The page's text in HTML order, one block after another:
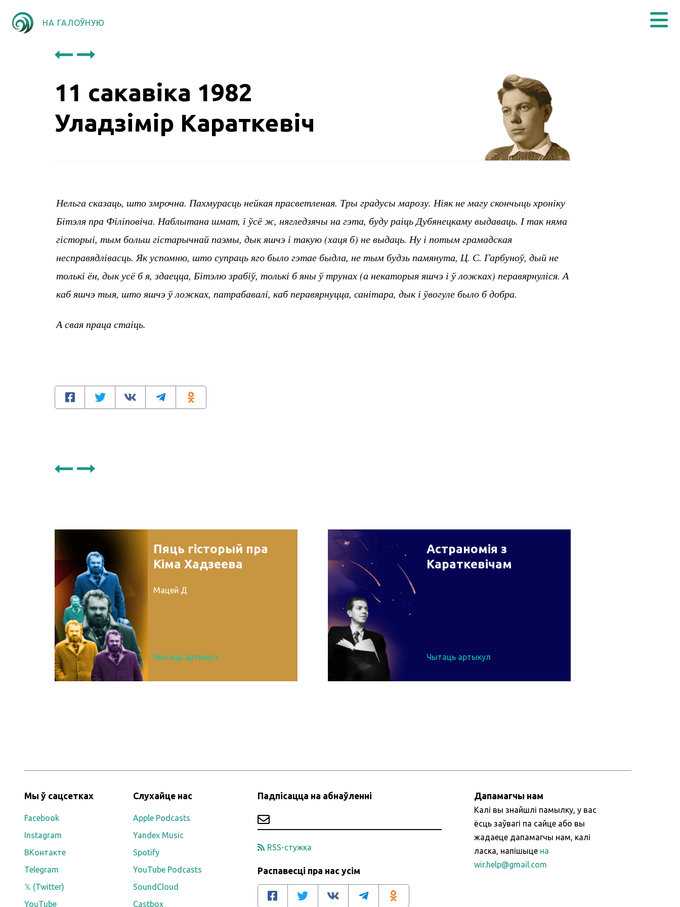
НА ГАЛОЎНУЮ
11 сакавіка 1982
Уладзімір Караткевіч
Нельга сказаць, што змрочна. Пахмурасць нейкая прасветленая. Тры градусы марозу. Ніяк не магу скончыць хроніку
Бітэля пра Філіповіча. Наблытана шмат, і ўсё ж, нягледзячы на гэта, буду раіць Дубянецкаму выдаваць. І так няма
гісторыі, тым больш гістарычнай паэмы, дык яшчэ і такую (хаця б) не выдаць. Ну і потым грамадская
несправядлівасць. Як успомню, што супраць яго было гэтае быдла, не тым будзь памянута, Ц. С. Гарбуноў, дый не
толькі ён, дык усё б я, здаецца, Бітэлю зрабіў, толькі б яны ў трунах (а некаторыя яшчэ і ў ложках) перавярнуліся. А
каб яшчэ тыя, што яшчэ ў ложках, патрабавалі, каб перавярнуцца, санітара, дык і ўвогуле было б добра.
А свая праца стаіць.
Пяць гісторый пра
Кіма Хадзеева
Мацей Д
Чытаць артыкул
Астраномія з
Караткевічам
Чытаць артыкул
Мы ў сацсетках
Facebook
Instagram
ВКонтакте
Telegram
𝕏 (Twitter)
YouTube
Слухайце нас
Apple Podcasts
Yandex Music
Spotify
YouTube Podcasts
SoundCloud
Castbox
Падпісацца на абнаўленні
RSS-стужка
Распавесці пра нас усім
Дапамагчы нам
Калі вы знайшлі памылку, у вас
ёсць заўвагі па сайце або вы
жадаеце дапамагчы нам, калі
ласка, напішыце на
wir.help@gmail.com